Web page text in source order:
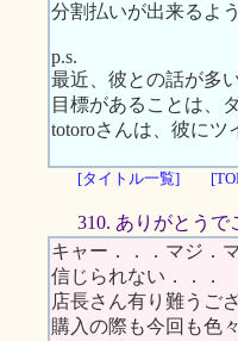
分割払いが出来るよ
p.s.
最近、彼との話が多
目標があることは、
totoroさんは、彼にツ
[タイトル一覧]
310. ありがとうで
キャー．．．マジ．
信じられない．．．
店長さん有り難うご
購入の際も今回も色